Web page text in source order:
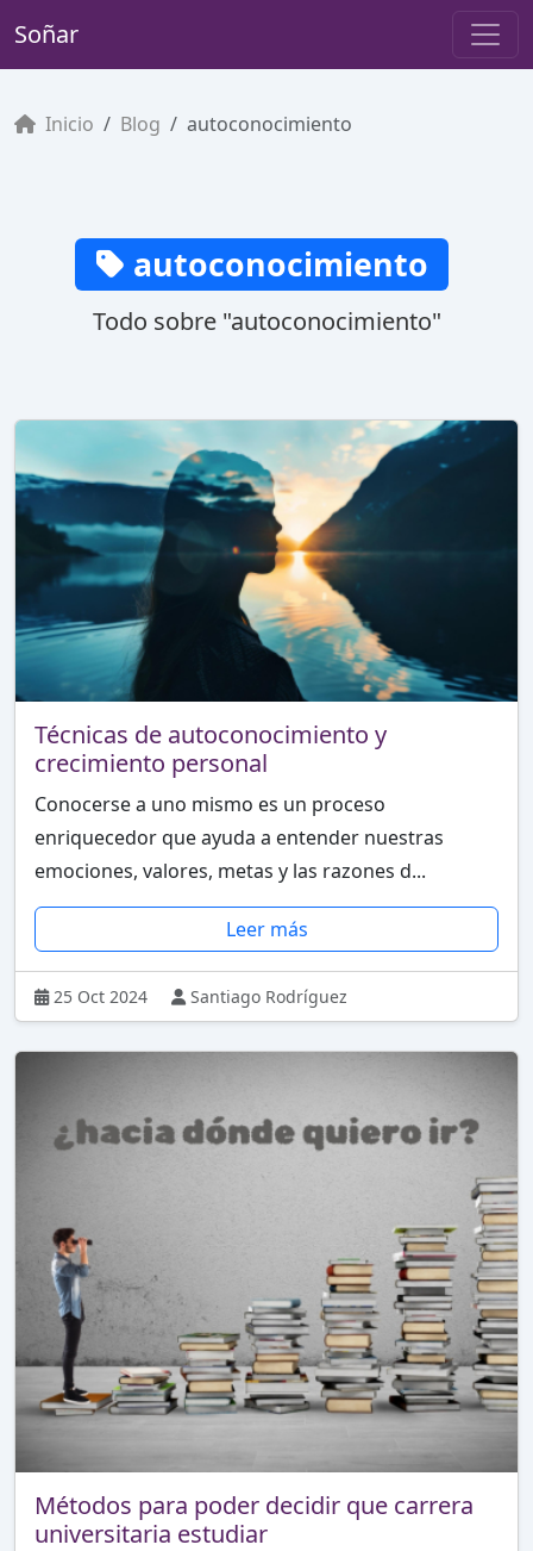
Soñar
Inicio Blog autoconocimiento
autoconocimiento
Todo sobre "autoconocimiento"
Técnicas de autoconocimiento y
crecimiento personal
Conocerse a uno mismo es un proceso
enriquecedor que ayuda a entender nuestras
emociones, valores, metas y las razones d...
Leer más
25 Oct 2024 Santiago Rodríguez
Métodos para poder decidir que carrera
universitaria estudiar